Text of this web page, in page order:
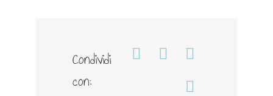
Condividi
con:
Facebook
WhatsApp
Telegram